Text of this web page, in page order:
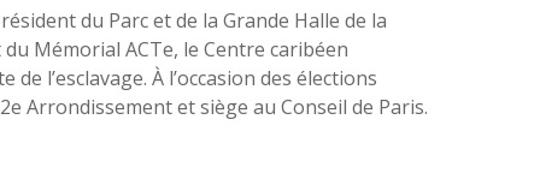
du Parc et de la Grande Halle de la
du Mémorial ACTe, le Centre caribéen
l’esclavage. À l’occasion des élections
Arrondissement et siège au Conseil de Paris.